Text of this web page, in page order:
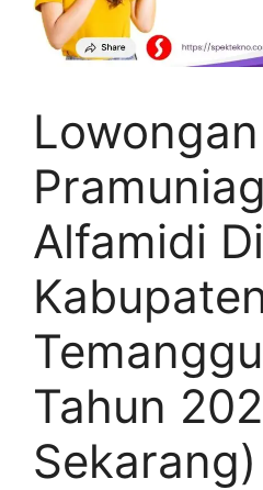
Lowongan
Alfamidi Di
Tahun
Sekarang)